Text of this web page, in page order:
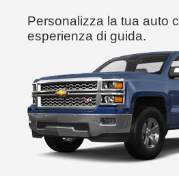
Personalizza la tua auto
esperienza di guida.